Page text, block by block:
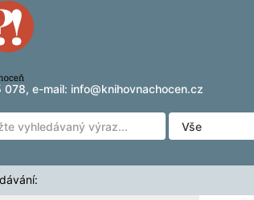
6z6
078, e-mail: info@knihovnachocen.cz